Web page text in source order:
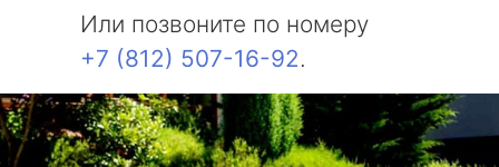
Или позвоните по номеру
+7 (812) 507-16-92.